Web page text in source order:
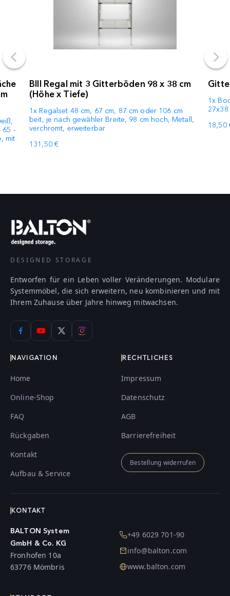
65 -
mit
BIII Regal mit 3 Gitterböden 98 x 38 cm
(Höhe x Tiefe)
1x Regalset 48 cm, 67 cm, 87 cm oder 106 cm
beit, je nach gewähler Breite, 98 cm hoch, Metall,
verchromt, erweiterbar
131,50 €
1x
18,50
DESIGNED STORAGE
Entworfen für ein Leben voller Veränderungen. Modulare
Systemmöbel, die sich erweitern, neu kombinieren und mit
Ihrem Zuhause über Jahre hinweg mitwachsen.
NAVIGATION
Home
Online-Shop
FAQ
Rückgaben
Kontakt
Aufbau & Service
RECHTLICHES
Impressum
Datenschutz
AGB
Barrierefreiheit
Bestellung widerrufen
KONTAKT
BALTON System
GmbH & Co. KG
Fronhofen 10a
63776 Mömbris
+49 6029 701-90
info@balton.com
www.balton.com